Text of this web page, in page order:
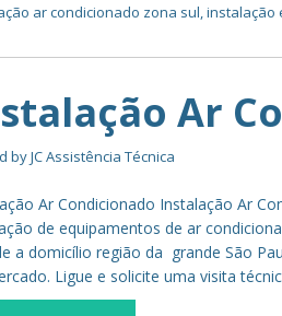
ar condicionado zona sul,instalação
Ar
byJC Assistência Técnica
Ar Condicionado Instalação Ar
de equipamentos de ar
a domicílio região da grande São
Ligue e solicite uma visita